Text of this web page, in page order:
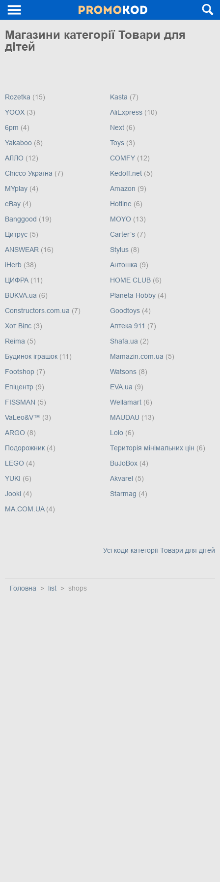
Магазини категорії Товари для
дітей
Rozetka (15) Kasta (7)
YOOX (3) AliExpress (10)
6pm (4) Next (6)
Yakaboo (8) Toys (3)
АЛЛО (12) COMFY (12)
Chicco Україна (7) Kedoff.net (5)
MYplay (4) Amazon (9)
eBay (4) Hotline (6)
Banggood (19) MOYO (13)
Цитрус (5) Carter’s (7)
ANSWEAR (16) Stylus (8)
iHerb (38) Антошка (9)
ЦИФРА (11) HOME CLUB (6)
BUKVA.ua (6) Planeta Hobby (4)
Constructors.com.ua (7) Goodtoys (4)
Хот Вілс (3) Аптека 911 (7)
Reima (5) Shafa.ua (2)
Будинок іграшок (11) Mamazin.com.ua (5)
Footshop (7) Watsons (8)
Епіцентр (9) EVA.ua (9)
FISSMAN (5) Wellamart (6)
VaLeo&V™ (3) MAUDAU (13)
ARGO (8) Lolo (6)
Подорожник (4) Територія мінімальних цін (6)
LEGO (4) BuJoBox (4)
YUKI (6) Akvarel (5)
Jooki (4) Starmag (4)
MA.COM.UA (4)
Усі коди категорії Товари для дітей
Головна list shops